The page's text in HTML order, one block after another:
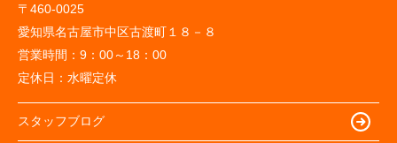
〒460-0025
愛知県名古屋市中区古渡町１８－８
営業時間： 9：00～18：00
定休日： 水曜定休
スタッフブログ